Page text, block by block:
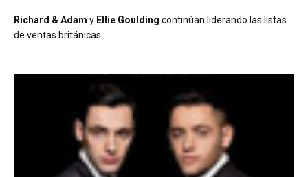
Richard & Adam y Ellie Goulding continúan liderando las listas
de ventas británicas.